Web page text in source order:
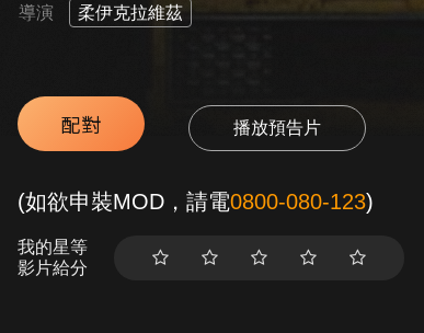
導演 柔伊克拉維茲
配對 播放預告片
(如欲申裝MOD，請電0800-080-123)
我的星等
影片給分